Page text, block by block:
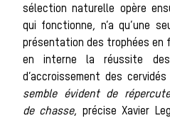
Les
sélection naturelle opère
qui fonctionne, n’a qu’une
présentation des trophées en
en interne la réussite
d’accroissement des
semble évident de
de chasse, précise Xavier